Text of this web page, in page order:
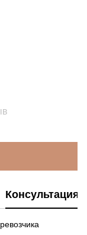
Консультация